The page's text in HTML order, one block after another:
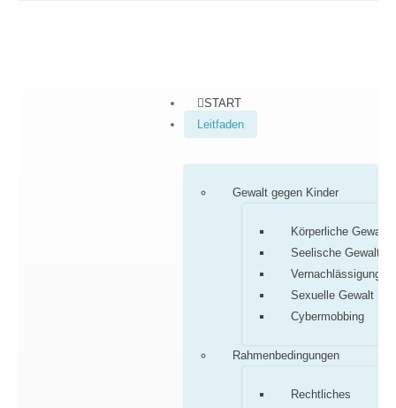
START
Leitfaden
Gewalt gegen Kinder
Körperliche Gewalt
Seelische Gewalt
Vernachlässigung
Sexuelle Gewalt
Cybermobbing
Rahmenbedingungen
Rechtliches